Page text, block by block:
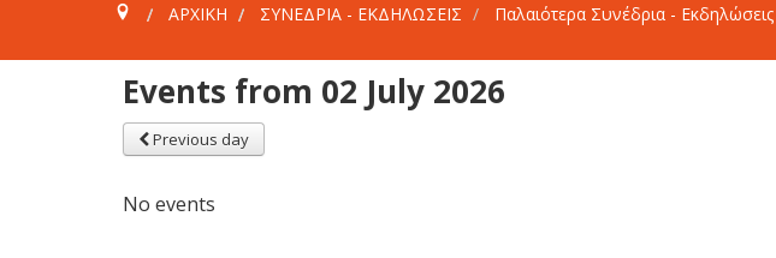
ΑΡΧΙΚΗ ΣΥΝΕΔΡΙΑ - ΕΚΔΗΛΩΣΕΙΣ Παλαιότερα Συνέδρια - Εκδηλώσεις
Events from 02 July 2026
Previous day
No events